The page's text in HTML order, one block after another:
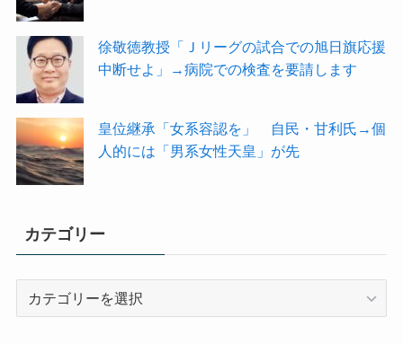
徐敬徳教授「Ｊリーグの試合での旭日旗応援
中断せよ」→病院での検査を要請します
皇位継承「女系容認を」 自民・甘利氏→個
人的には「男系女性天皇」が先
カテゴリー